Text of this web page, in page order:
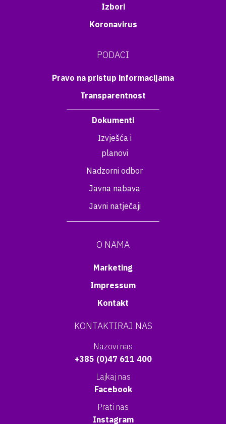
Izbori
Koronavirus
PODACI
Pravo na pristup informacijama
Transparentnost
Dokumenti
Izvješća i
planovi
Nadzorni odbor
Javna nabava
Javni natječaji
O NAMA
Marketing
Impressum
Kontakt
KONTAKTIRAJ NAS
Nazovi nas
+385 (0)47 611 400
Lajkaj nas
Facebook
Prati nas
Instagram